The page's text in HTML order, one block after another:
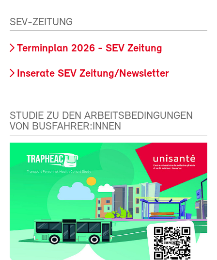
SEV-ZEITUNG
Terminplan 2026 - SEV Zeitung
Inserate SEV Zeitung/Newsletter
STUDIE ZU DEN ARBEITSBEDINGUNGEN
VON BUSFAHRER:INNEN